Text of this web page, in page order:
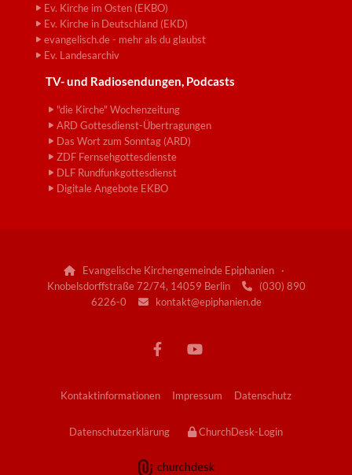
Ev. Kirche im Osten (EKBO)
Ev. Kirche in Deutschland (EKD)
evangelisch.de - mehr als du glaubst
Ev. Landesarchiv
TV- und Radiosendungen, Podcasts
"die Kirche" Wochenzeitung
ARD Gottesdienst-Übertragungen
Das Wort zum Sonntag (ARD)
ZDF Fernsehgottesdienste
DLF Rundfunkgottesdienst
Digitale Angebote EKBO
Evangelische Kirchengemeinde Epiphanien ·
Knobelsdorffstraße 72/74, 14059 Berlin
(030) 890
6226-0
kontakt@epiphanien.de
Kontaktinformationen Impressum Datenschutz
Datenschutzerklärung ChurchDesk-Login